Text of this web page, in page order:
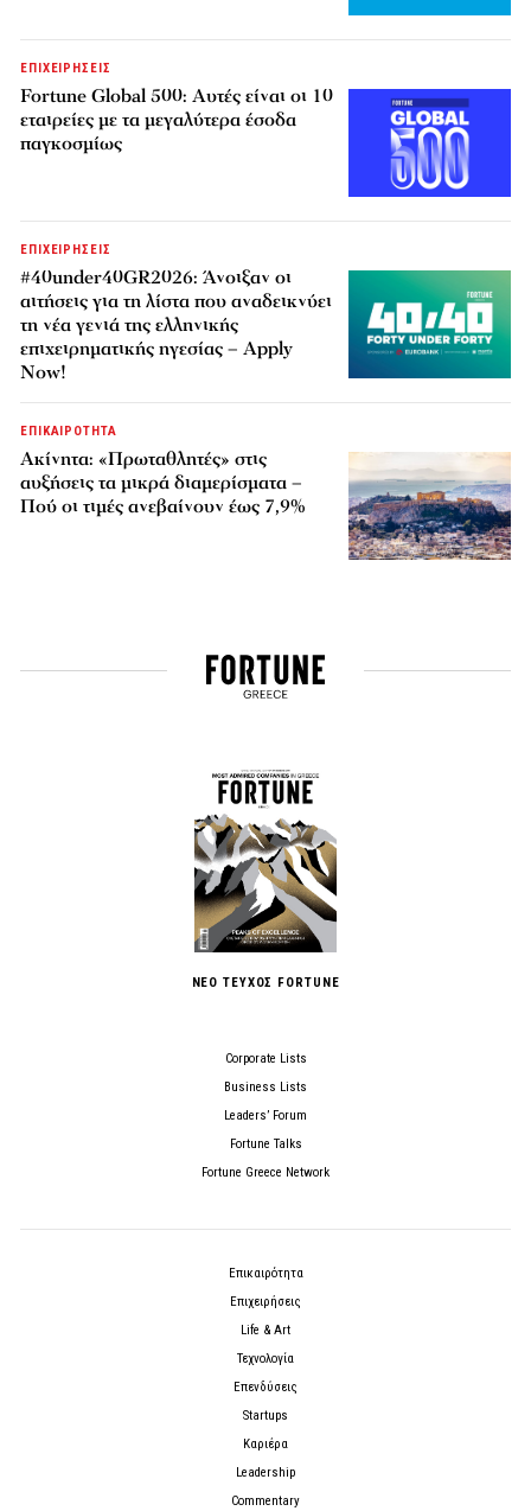
ΕΠΙΧΕΙΡΗΣΕΙΣ
Fortune Global 500: Αυτές είναι οι 10
εταιρείες με τα μεγαλύτερα έσοδα
παγκοσμίως
ΕΠΙΧΕΙΡΗΣΕΙΣ
#40under40GR2026: Άνοιξαν οι
αιτήσεις για τη λίστα που αναδεικνύει
τη νέα γενιά της ελληνικής
επιχειρηματικής ηγεσίας – Apply
Now!
ΕΠΙΚΑΙΡΟΤΗΤΑ
Ακίνητα: «Πρωταθλητές» στις
αυξήσεις τα μικρά διαμερίσματα –
Πού οι τιμές ανεβαίνουν έως 7,9%
ΝΕΟ ΤΕΥΧΟΣ FORTUNE
Corporate Lists
Business Lists
Leaders’ Forum
Fortune Talks
Fortune Greece Network
Επικαιρότητα
Επιχειρήσεις
Life & Art
Τεχνολογία
Επενδύσεις
Startups
Καριέρα
Leadership
Commentary